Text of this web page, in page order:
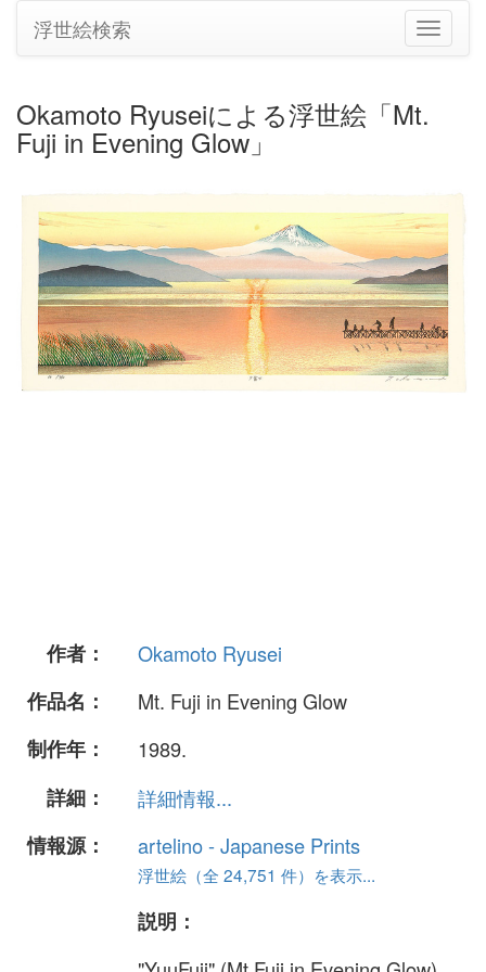
ナ
ビ
り
替
え
浮世絵検索
Okamoto Ryuseiによる浮世絵「Mt.
Fuji in Evening Glow」
作者：
Okamoto Ryusei
作品名：
Mt. Fuji in Evening Glow
制作年：
1989.
詳細：
詳細情報...
情報源：
artelino - Japanese Prints
浮世絵（全 24,751 件）を表示...
説明：